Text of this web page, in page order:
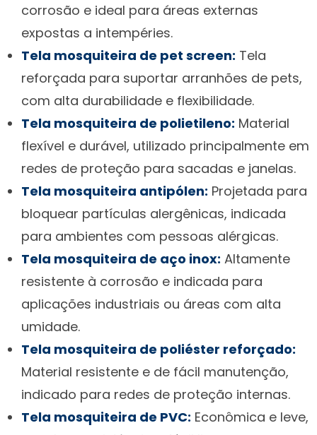
corrosão e ideal para áreas externas
expostas a intempéries.
Tela mosquiteira de pet screen: Tela
reforçada para suportar arranhões de pets,
com alta durabilidade e flexibilidade.
Tela mosquiteira de polietileno: Material
flexível e durável, utilizado principalmente em
redes de proteção para sacadas e janelas.
Tela mosquiteira antipólen: Projetada para
bloquear partículas alergênicas, indicada
para ambientes com pessoas alérgicas.
Tela mosquiteira de aço inox: Altamente
resistente à corrosão e indicada para
aplicações industriais ou áreas com alta
umidade.
Tela mosquiteira de poliéster reforçado:
Material resistente e de fácil manutenção,
indicado para redes de proteção internas.
Tela mosquiteira de PVC: Econômica e leve,